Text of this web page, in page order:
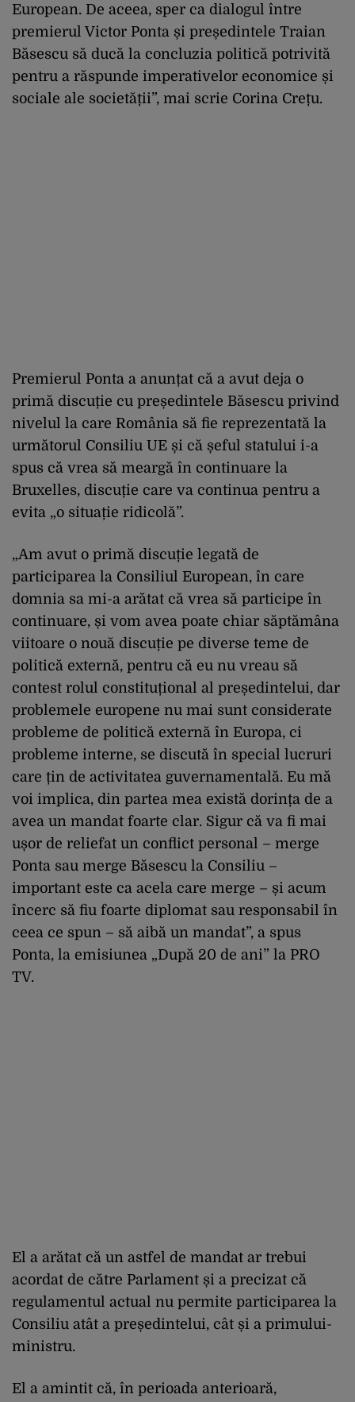
European. De aceea, sper ca dialogul între
premierul Victor Ponta și președintele Traian
Băsescu să ducă la concluzia politică potrivită
pentru a răspunde imperativelor economice și
sociale ale societății”, mai scrie Corina Crețu.
Premierul Ponta a anunțat că a avut deja o
primă discuție cu președintele Băsescu privind
nivelul la care România să fie reprezentată la
următorul Consiliu UE și că șeful statului i-a
spus că vrea să meargă în continuare la
Bruxelles, discuție care va continua pentru a
evita „o situație ridicolă”.
„Am avut o primă discuție legată de
participarea la Consiliul European, în care
domnia sa mi-a arătat că vrea să participe în
continuare, și vom avea poate chiar săptămâna
viitoare o nouă discuție pe diverse teme de
politică externă, pentru că eu nu vreau să
contest rolul constituțional al președintelui, dar
problemele europene nu mai sunt considerate
probleme de politică externă în Europa, ci
probleme interne, se discută în special lucruri
care țin de activitatea guvernamentală. Eu mă
voi implica, din partea mea există dorința de a
avea un mandat foarte clar. Sigur că va fi mai
ușor de reliefat un conflict personal – merge
Ponta sau merge Băsescu la Consiliu –
important este ca acela care merge – și acum
încerc să fiu foarte diplomat sau responsabil în
ceea ce spun – să aibă un mandat”, a spus
Ponta, la emisiunea „După 20 de ani” la PRO
TV.
El a arătat că un astfel de mandat ar trebui
acordat de către Parlament și a precizat că
regulamentul actual nu permite participarea la
Consiliu atât a președintelui, cât și a primului-
ministru.
El a amintit că, în perioada anterioară,